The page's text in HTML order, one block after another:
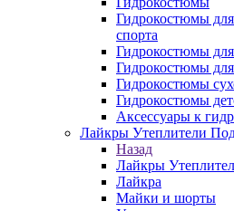
Гидрокостюмы
спорта
Гидрокостюмы
Гидрокостюмы
Гидрокостюмы
Гидрокостюмы
Аксессуары к
Лайкры Утеплители
Назад
Лайкры
Лайкра
Майки и шорты